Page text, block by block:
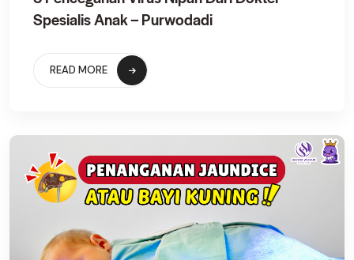
Spesialis Anak – Purwodadi
READ MORE